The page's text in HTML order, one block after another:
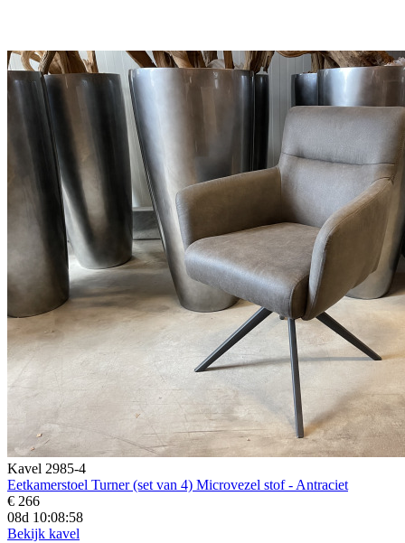
Kavel 2985-4
Eetkamerstoel Turner (set van 4) Microvezel stof - Antraciet
€ 266
08d 10:08:56
Bekijk kavel